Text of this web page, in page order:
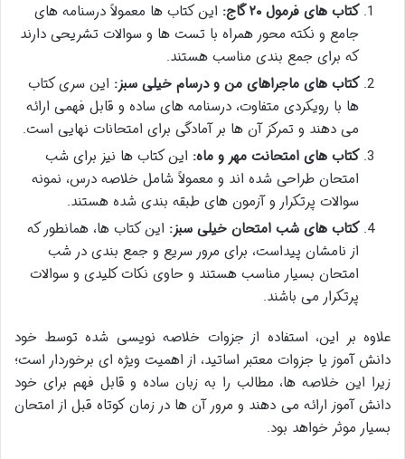
کتاب های فرمول ۲۰ گاج:
این کتاب ها معمولاً درسنامه های
جامع و نکته محور همراه با تست ها و سوالات تشریحی دارند
که برای جمع بندی مناسب هستند.
کتاب های ماجراهای من و درسام خیلی سبز: این سری کتاب
ها با رویکردی متفاوت، درسنامه های ساده و قابل فهمی ارائه
می دهند و تمرکز آن ها بر آمادگی برای امتحانات نهایی است.
کتاب های امتحانت مهر و ماه: این کتاب ها نیز برای شب
امتحان طراحی شده اند و معمولاً شامل خلاصه درس، نمونه
سوالات پرتکرار و آزمون های طبقه بندی شده هستند.
کتاب های شب امتحان خیلی سبز: این کتاب ها، همانطور که
از نامشان پیداست، برای مرور سریع و جمع بندی در شب
امتحان بسیار مناسب هستند و حاوی نکات کلیدی و سوالات
پرتکرار می باشند.
علاوه بر این، استفاده از جزوات خلاصه نویسی شده توسط خود
دانش آموز یا جزوات معتبر اساتید، از اهمیت ویژه ای برخوردار است؛
زیرا این خلاصه ها، مطالب را به زبان ساده و قابل فهم برای خود
دانش آموز ارائه می دهند و مرور آن ها در زمان کوتاه قبل از امتحان
بسیار موثر خواهد بود.